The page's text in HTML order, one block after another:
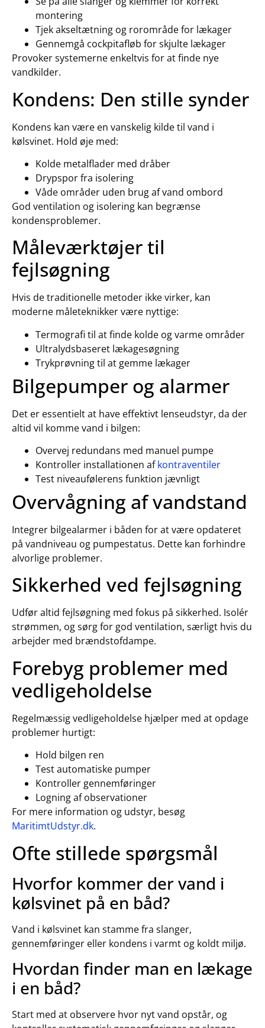
montering
Tjek akseltætning og rorområde for lækager
Gennemgå cockpitafløb for skjulte lækager
Provoker systemerne enkeltvis for at finde nye
vandkilder.
Kondens: Den stille synder
Kondens kan være en vanskelig kilde til vand i
kølsvinet. Hold øje med:
Kolde metalflader med dråber
Drypspor fra isolering
Våde områder uden brug af vand ombord
God ventilation og isolering kan begrænse
kondensproblemer.
Måleværktøjer til
fejlsøgning
Hvis de traditionelle metoder ikke virker, kan
moderne måleteknikker være nyttige:
Termografi til at finde kolde og varme områder
Ultralydsbaseret lækagesøgning
Trykprøvning til at gemme lækager
Bilgepumper og alarmer
Det er essentielt at have effektivt lenseudstyr, da der
altid vil komme vand i bilgen:
Overvej redundans med manuel pumpe
Kontroller installationen afkontraventiler
Test niveaufølerens funktion jævnligt
Overvågning af vandstand
Integrer bilgealarmer i båden for at være opdateret
på vandniveau og pumpestatus. Dette kan forhindre
alvorlige problemer.
Sikkerhed ved fejlsøgning
Udfør altid fejlsøgning med fokus på sikkerhed. Isolér
strømmen, og sørg for god ventilation, særligt hvis du
arbejder med brændstofdampe.
Forebyg problemer med
vedligeholdelse
Regelmæssig vedligeholdelse hjælper med at opdage
problemer hurtigt:
Hold bilgen ren
Test automatiske pumper
Kontroller gennemføringer
Logning af observationer
For mere information og udstyr, besøg
MaritimtUdstyr.dk.
Ofte stillede spørgsmål
Hvorfor kommer der vand i
kølsvinet på en båd?
Vand i kølsvinet kan stamme fra slanger,
gennemføringer eller kondens i varmt og koldt miljø.
Hvordan finder man en lækage
i en båd?
Start med at observere hvor nyt vand opstår, og